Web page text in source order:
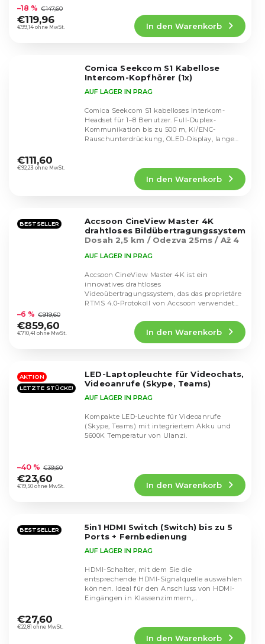
durchschnittliche
Produktbewertung
ist
€99,14 ohne MwSt.
–18 % €147,60
€119,96
In den Warenkorb
Comica Seekcom S1 Kabellose
Intercom-Kopfhörer (1x)
durchschnittliche
Produktbewertung
Sternen.
AUF LAGER IN PRAG
€92,23 ohne MwSt.
€111,60
In den Warenkorb
Comica Seekcom S1 kabelloses Interkom-
Headset für 1–8 Benutzer. Full-Duplex-
Kommunikation bis zu 500 m, KI/ENC-
Rauschunterdrückung, OLED-Display, lange
BESTSELLER
Accsoon CineView Master 4K
drahtloses Bildübertragungssystem
Dosah 2,5 km / Odezva 25ms / Až 4
durchschnittliche
Produktbewertung
ist
Sternen.
AUF LAGER IN PRAG
€710,41 ohne MwSt.
–6 % €919,60
€859,60
In den Warenkorb
Accsoon CineView Master 4K ist ein
innovatives drahtloses
Videoübertragungssystem, das das proprietäre
RTMS 4.0-Protokoll von Accsoon verwendet
AKTION
LETZTE STÜCKE!
LED-Laptopleuchte für Videochats,
Videoanrufe (Skype, Teams)
durchschnittliche
Produktbewertung
ist
Sternen.
AUF LAGER IN PRAG
€19,50 ohne MwSt.
–40 % €39,60
€23,60
In den Warenkorb
Kompakte LED-Leuchte für Videoanrufe
(Skype, Teams) mit integriertem Akku und
5600K Temperatur von Ulanzi.
BESTSELLER
5in1 HDMI Switch (Switch) bis zu 5
Ports + Fernbedienung
durchschnittliche
Produktbewertung
AUF LAGER IN PRAG
€22,81 ohne MwSt.
€27,60
In den Warenkorb
HDMI-Schalter, mit dem Sie die
entsprechende HDMI-Signalquelle auswählen
können. Ideal für den Anschluss von HDMI-
Eingängen in Klassenzimmern,